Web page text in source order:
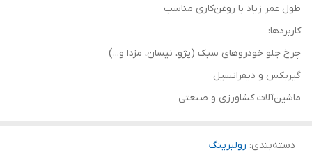
طول عمر زیاد با روغن‌کاری مناسب
کاربردها:
چرخ جلو خودروهای سبک (پژو، نیسان، مزدا و...)
گیربکس و دیفرانسیل
ماشین‌آلات کشاورزی و صنعتی
دسته‌بندی: رولبرینگ